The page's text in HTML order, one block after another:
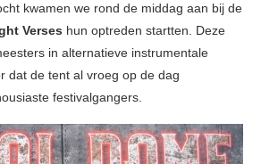
kwamen we rond de middag aan bij de
Verses hun optreden startten. Deze
in alternatieve instrumentale
dat de tent al vroeg op de dag
festivalgangers.